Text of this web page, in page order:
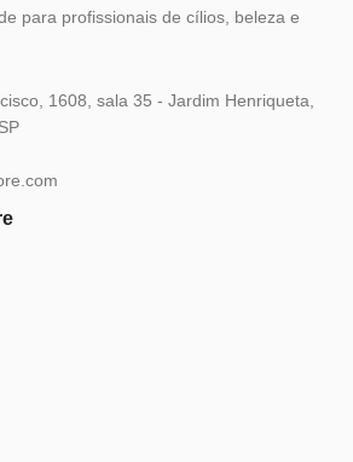
para profissionais de cílios, beleza e
1608, sala 35 - Jardim Henriqueta,